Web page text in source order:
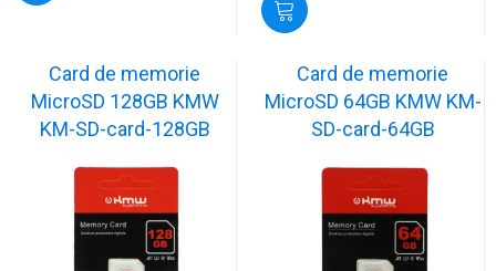
Card de memorie
MicroSD 128GB KMW
KM-SD-card-128GB
Card de memorie
MicroSD 64GB KMW KM-
SD-card-64GB